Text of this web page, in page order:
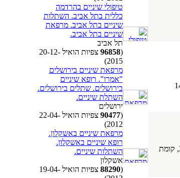
אזר 5, דירה 2, קומת
טיפולי שיניים בהרדמה
כללית בתל אביב. השתלות
שיניים בתל אביב. מרפאת
שיניים בתל אביב.
תל אביב
(
96858
צפיות הואיל 20-12-
2015)
מרפאת שיניים בירושלים
"אמרו". רופא שיניים
בירושלים. שתלים בירושלים.
השתלת שיניים.
ירושלים
(
90477
צפיות הואיל 22-04-
2012)
מרפאת שיניים באשקלון.
רופא שיניים באשקלון.
השתלות שיניים.
אשקלון
(
88290
צפיות הואיל 19-04-